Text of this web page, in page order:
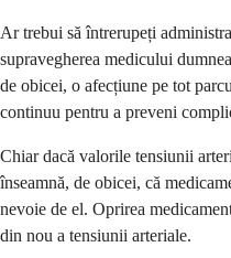
Ar trebui să întrerupeți
supravegherea medicului
de obicei, o afecțiune pe tot
continuu pentru a preveni
Chiar dacă valorile tensiunii
înseamnă, de obicei, că
nevoie de el. Oprirea
din nou a tensiunii arteriale.